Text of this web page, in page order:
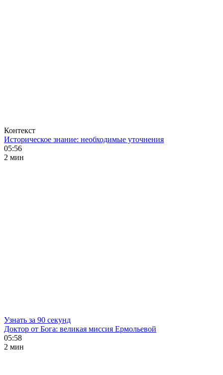
Контекст
Историческое знание: необходимые уточнения
05:56
2 мин
Узнать за 90 секунд
Доктор от Бога: великая миссия Ермольевой
05:58
2 мин